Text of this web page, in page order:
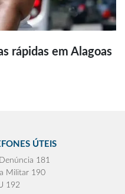
rápidas em Alagoas
ÚTEIS
181
Militar 190
192